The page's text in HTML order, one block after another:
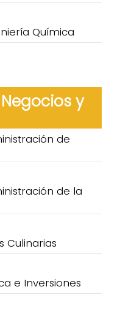
Química
Negocios y
de
de la
Culinarias
e Inversiones